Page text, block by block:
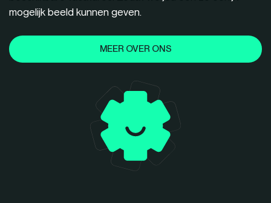
mogelijk beeld kunnen geven.
MEER OVER ONS